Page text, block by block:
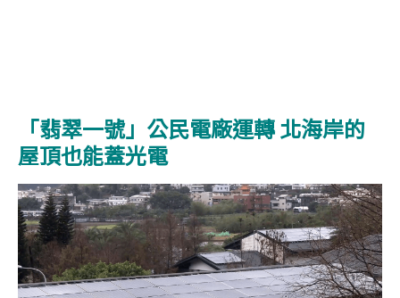
「翡翠一號」公民電廠運轉 北海岸的
屋頂也能蓋光電